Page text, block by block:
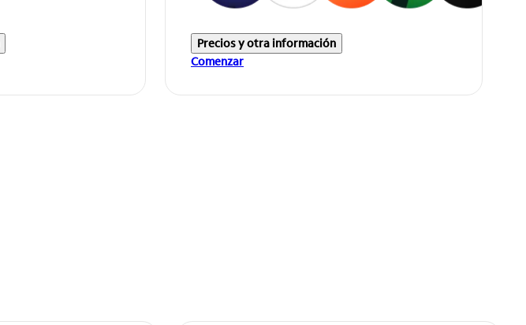
Precios y otra información
Comenzar